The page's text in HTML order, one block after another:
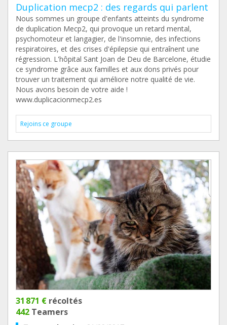
Duplication mecp2 : des regards qui parlent
Nous sommes un groupe d'enfants atteints du syndrome
de duplication Mecp2, qui provoque un retard mental,
psychomoteur et langagier, de l'insomnie, des infections
respiratoires, et des crises d'épilepsie qui entraînent une
régression. L'hôpital Sant Joan de Deu de Barcelone, étudie
ce syndrome grâce aux familles et aux dons privés pour
trouver un traitement qui améliore notre qualité de vie.
Nous avons besoin de votre aide !
www.duplicacionmecp2.es
Rejoins ce groupe
31 871 € récoltés
442 Teamers